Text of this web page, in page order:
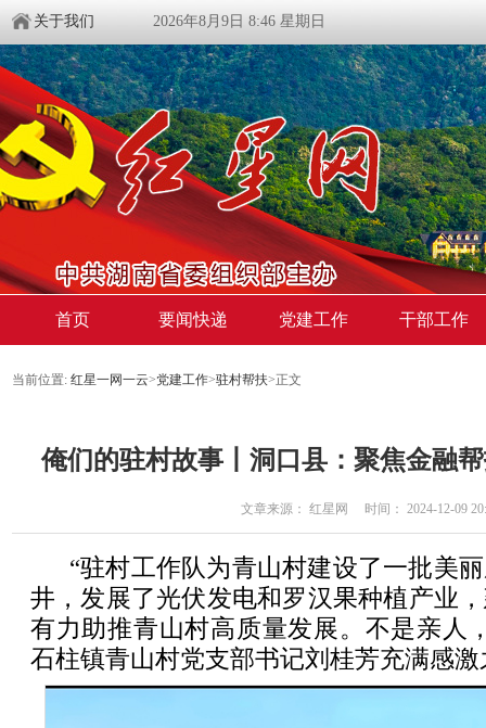
关于我们 2026年8月9日 8:46 星期日
首页 要闻快递 党建工作 干部工作
当前位置: 红星一网一云>党建工作>驻村帮扶>正文
俺们的驻村故事丨洞口县：聚焦金融
文章来源： 红星网 时间： 2024-12-09
“驻村工作队为青山村建设了一批美
井，发展了光伏发电和罗汉果种植产业
有力助推青山村高质量发展。不是亲人
石柱镇青山村党支部书记刘桂芳充满感